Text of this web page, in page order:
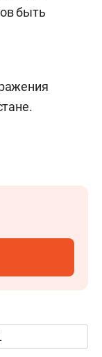
быть